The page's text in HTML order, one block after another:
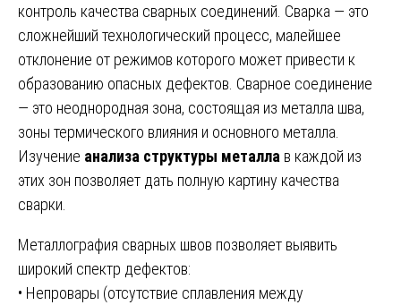
контроль качества сварных соединений. Сварка — это
сложнейший технологический процесс, малейшее
отклонение от режимов которого может привести к
образованию опасных дефектов. Сварное соединение
— это неоднородная зона, состоящая из металла шва,
зоны термического влияния и основного металла.
Изучение анализа структуры металла в каждой из
этих зон позволяет дать полную картину качества
сварки.
Металлография сварных швов позволяет выявить
широкий спектр дефектов:
• Непровары (отсутствие сплавления между